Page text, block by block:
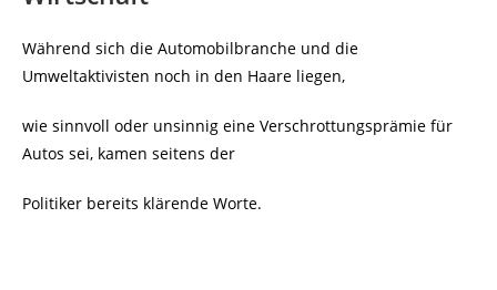
Während sich die Automobilbranche und die
Umweltaktivisten noch in den Haare liegen,
wie sinnvoll oder unsinnig eine Verschrottungsprämie für
Autos sei, kamen seitens der
Politiker bereits klärende Worte.